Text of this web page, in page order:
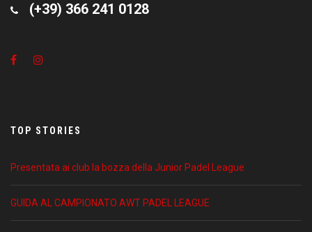
(+39) 366 241 0128
TOP STORIES
Presentata ai club la bozza della Junior Padel League
GUIDA AL CAMPIONATO AWT PADEL LEAGUE